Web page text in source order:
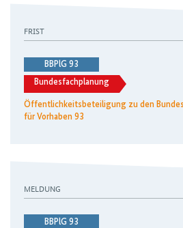
FRIST
BBPlG 93
Bundesfachplanung
Öffentlichkeitsbeteiligung zu den
für Vorhaben 93
MELDUNG
BBPlG 93